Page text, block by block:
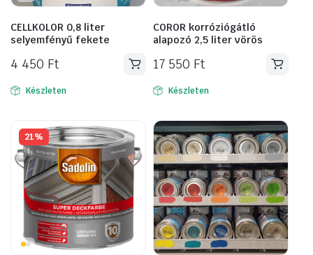
CELLKOLOR 0,8 liter
selyemfényű fekete
4 450 Ft
Készleten
COROR korróziógátló
alapozó 2,5 liter vörös
17 550 Ft
Készleten
21%